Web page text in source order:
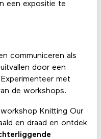
een expositie te
communiceren als
door een
met
de workshops.
Knitting Our
en draad en ontdek